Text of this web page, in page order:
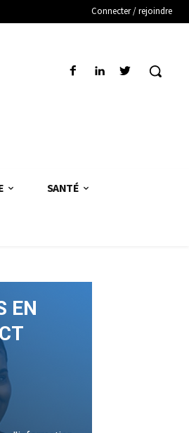
Connecter / rejoindre
SANTÉ
EN